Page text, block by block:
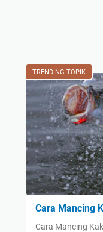
TRENDING TOPIK
Cara Mancing
Cara Mancing